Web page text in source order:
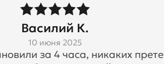
Василий К.
10 июня 2025
за 4 часа, никаких